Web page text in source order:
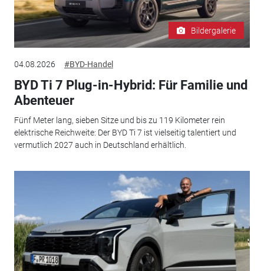
Bildergalerie
04.08.2026 #BYD-Handel
BYD Ti 7 Plug-in-Hybrid: Für Familie und
Abenteuer
Fünf Meter lang, sieben Sitze und bis zu 119 Kilometer rein
elektrische Reichweite: Der BYD Ti 7 ist vielseitig talentiert und
vermutlich 2027 auch in Deutschland erhältlich.